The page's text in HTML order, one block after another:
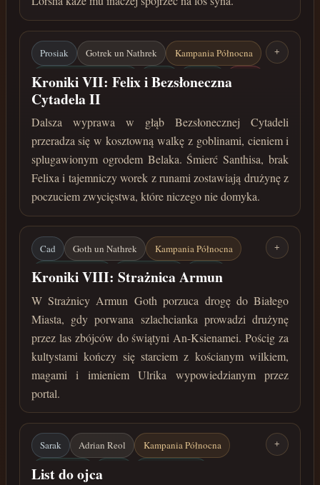
Prosiak Gotrek un Nathrek
Kampania Północna
Bezsłoneczna Cytadela
Belak Santhis
Splugawiony ogród
listopad 34 roku przed Zaćmieniem
+
Kroniki VII: Felix i Bezsłoneczna
Cytadela II
Dalsza wyprawa w głąb Bezsłonecznej Cytadeli
przeradza się w kosztowną walkę z goblinami, cieniem i
splugawionym ogrodem Belaka. Śmierć Santhisa, brak
Felixa i tajemniczy worek z runami zostawiają drużynę z
poczuciem zwycięstwa, które niczego nie domyka.
Cad Goth un Nathrek
Kampania Północna
Strażnica Armun
An-Ksienamei
Ulrika
Kościany wilk
lipiec 33 roku przed Zaćmieniem
+
Kroniki VIII: Strażnica Armun
W Strażnicy Armun Goth porzuca drogę do Białego
Miasta, gdy porwana szlachcianka prowadzi drużynę
przez las zbójców do świątyni An-Ksienamei. Pościg za
kultystami kończy się starciem z kościanym wilkiem,
magami i imieniem Ulrika wypowiedzianym przez
portal.
Sarak Adrian Reol
Kampania Północna
List do ojca
+
List do ojca